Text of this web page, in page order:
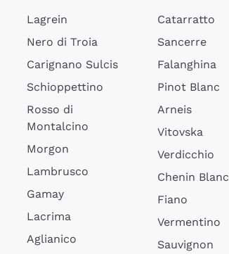
Lagrein
Nero di Troia
Carignano Sulcis
Schioppettino
Rosso di
Montalcino
Morgon
Lambrusco
Gamay
Lacrima
Aglianico
Catarratto
Sancerre
Falanghina
Pinot Blanc
Arneis
Vitovska
Verdicchio
Chenin Blanc
Fiano
Vermentino
Sauvignon